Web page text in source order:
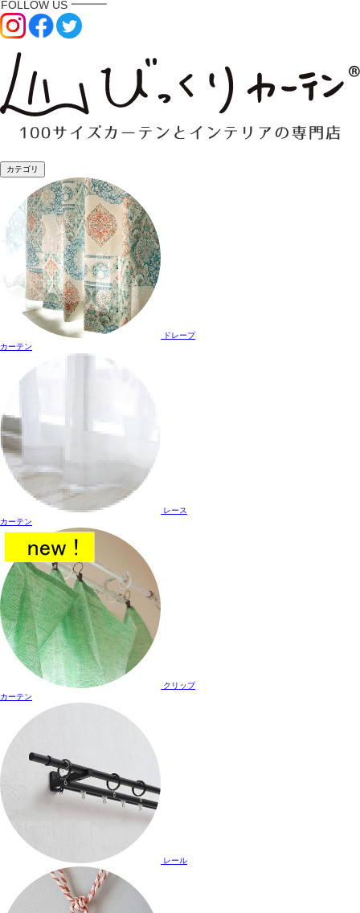
カテゴリ
ドレープ
カーテン
レース
カーテン
クリップ
カーテン
レール